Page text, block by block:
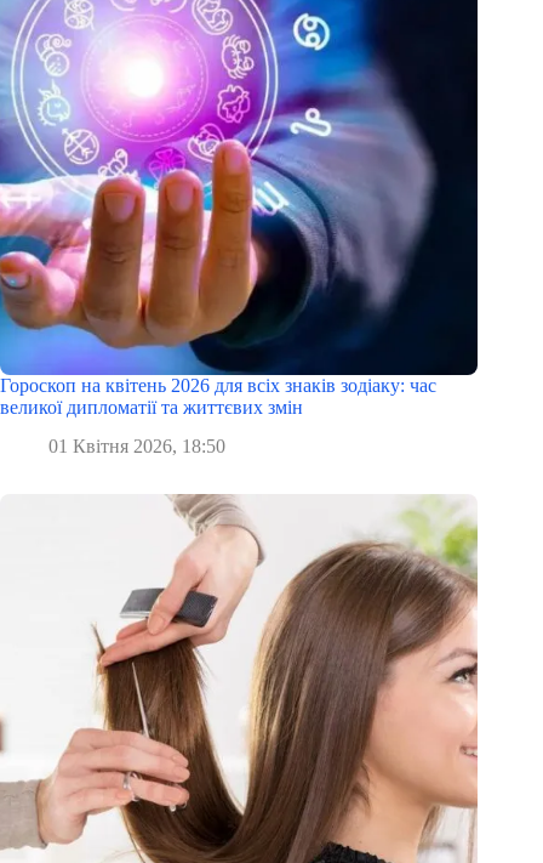
Гороскоп на квітень 2026 для всіх знаків зодіаку: час
великої дипломатії та життєвих змін
01 Квітня 2026, 18:50